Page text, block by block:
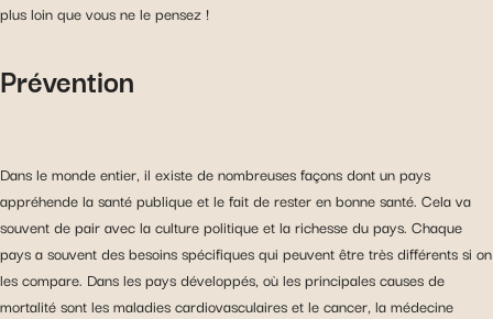
plus loin que vous ne le pensez !
Prévention
Dans le monde entier, il existe de nombreuses façons dont un pays
appréhende la santé publique et le fait de rester en bonne santé. Cela va
souvent de pair avec la culture politique et la richesse du pays. Chaque
pays a souvent des besoins spécifiques qui peuvent être très différents si on
les compare. Dans les pays développés, où les principales causes de
mortalité sont les maladies cardiovasculaires et le cancer, la médecine